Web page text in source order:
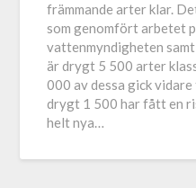
främmande arter klar.
som genomfört arbetet
vattenmyndigheten
är drygt 5 500 arter
000 av dessa gick
drygt 1 500 har fått en
helt nya…